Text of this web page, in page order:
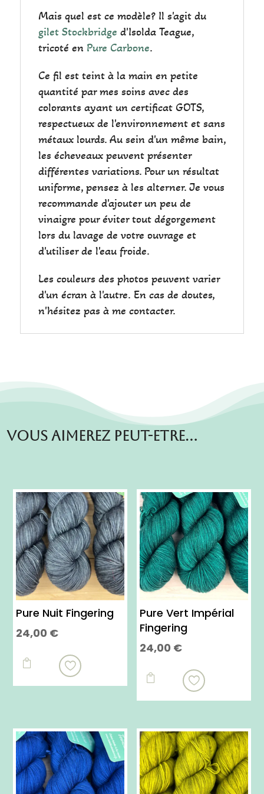
Mais quel est ce modèle? Il s'agit du
gilet Stockbridge d'Isolda Teague,
tricoté en Pure Carbone.
Ce fil est teint à la main en petite
quantité par mes soins avec des
colorants ayant un certificat GOTS,
respectueux de l'environnement et sans
métaux lourds. Au sein d'un même bain,
les écheveaux peuvent présenter
différentes variations. Pour un résultat
uniforme, pensez à les alterner. Je vous
recommande d'ajouter un peu de
vinaigre pour éviter tout dégorgement
lors du lavage de votre ouvrage et
d'utiliser de l'eau froide.
Les couleurs des photos peuvent varier
d'un écran à l'autre. En cas de doutes,
n'hésitez pas à me contacter.
Vous aimerez peut-etre…
Pure Nuit Fingering
24,00 €

produit
options
peuvent
être
choisies
Pure Vert Impérial
Fingering
24,00 €

produit
Les
options
peuvent
être